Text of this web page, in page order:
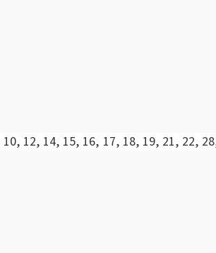
12, 14, 15, 16, 17, 18, 19, 21, 22,